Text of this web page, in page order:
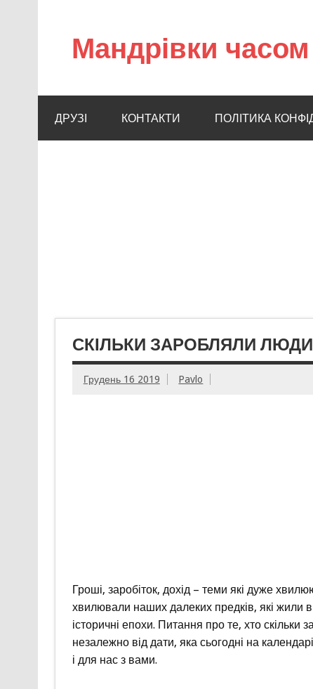
Мандрівки
ДРУЗІ КОНТАКТИ ПОЛІТИКА
СКІЛЬКИ ЗАРОБЛЯЛИ
Грудень 16 2019 Pavlo
Гроші, заробіток, дохід – теми які дуже
хвилювали наших далеких предків, які жили в
історичні епохи. Питання про те, хто скільки
незалежно від дати, яка сьогодні на
і для нас з вами.